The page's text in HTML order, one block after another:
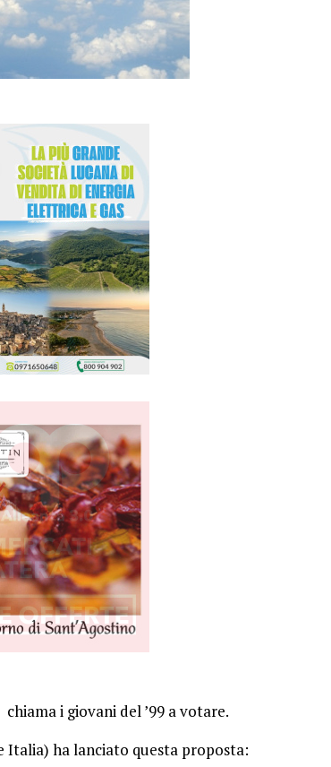
chiama i giovani del ’99 a votare.
Italia) ha lanciato questa proposta: